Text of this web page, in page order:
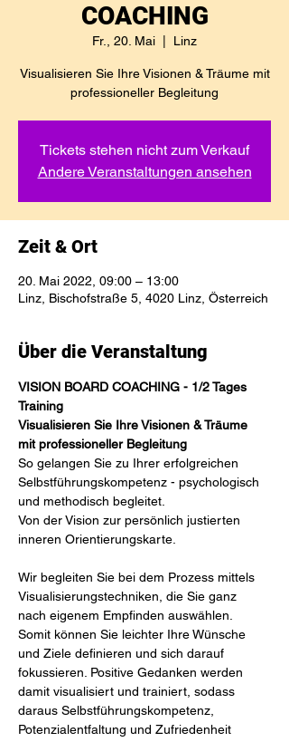
COACHING
Fr., 20. Mai Linz
Visualisieren Sie Ihre Visionen & Träume mit
professioneller Begleitung
Tickets stehen nicht zum Verkauf
Andere Veranstaltungen ansehen
Zeit & Ort
20. Mai 2022, 09:00 – 13:00
Linz, Bischofstraße 5, 4020 Linz, Österreich
Über die Veranstaltung
VISION BOARD COACHING - 1/2 Tages
Training
Visualisieren Sie Ihre Visionen & Träume
mit professioneller Begleitung
So gelangen Sie zu Ihrer erfolgreichen
Selbstführungskompetenz - psychologisch
und methodisch begleitet.
Von der Vision zur persönlich justierten
inneren Orientierungskarte.
Wir begleiten Sie bei dem Prozess mittels
Visualisierungstechniken, die Sie ganz
nach eigenem Empfinden auswählen.
Somit können Sie leichter Ihre Wünsche
und Ziele definieren und sich darauf
fokussieren. Positive Gedanken werden
damit visualisiert und trainiert, sodass
daraus Selbstführungskompetenz,
Potenzialentfaltung und Zufriedenheit